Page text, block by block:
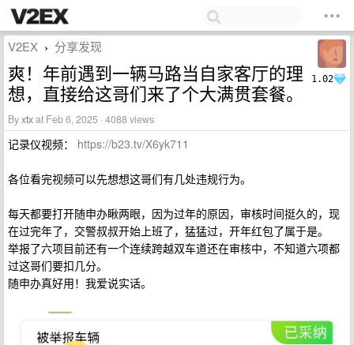
1.02
V2EX › 分享发现
爽！年前遇到一辆马路当自家客厅的理
想，直接给这哥们来了个大满贯套餐。
Byxtxat Feb 6, 2025 · 4088 views
记录仪视频： https://b23.tv/X6yk711
各位看完视频可以先想想这哥们有几处违规行为。
每天都要打开随申办瞅两眼，因为过年的原因，审核时间挺久的，现
在过完年了，交警叔叔开始上班了，猛猛过，开年红包了属于是。
举报了六项目前还有一个连续跨越双车道还在审核中，不知道六项都
过这哥们要扣几分。
随申办真好用！我爱说实话。